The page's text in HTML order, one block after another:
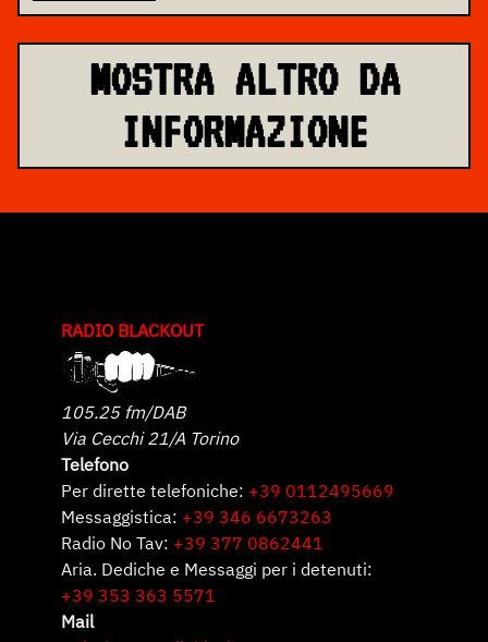
MOSTRA ALTRO DA
INFORMAZIONE
RADIO BLACKOUT
105.25 fm/DAB
Via Cecchi 21/A Torino
Telefono
Per dirette telefoniche: +39 0112495669
Messaggistica: +39 346 6673263
Radio No Tav: +39 377 0862441
Aria. Dediche e Messaggi per i detenuti:
+39 353 363 5571
Mail